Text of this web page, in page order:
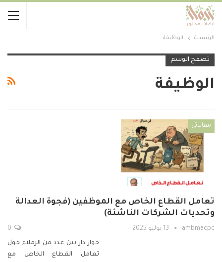
الرئيسية الوظيفة
تصفح الوسم
الوظيفة
مقالاتي
تعامل القطاع الخاص مع الموظفين (فجوة العدالة
وتحديات الشركات الناشئة)
ambmacpc 13 يوليو 2025
حوار دار بين عدد من الزملاء حول
تعامل القطاع الخاص مع